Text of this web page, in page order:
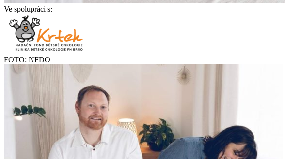
Ve spolupráci s:
FOTO: NFDO